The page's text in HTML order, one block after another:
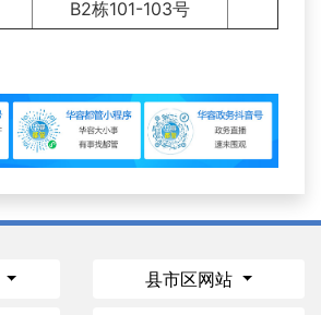
B2栋101-103号
县市区网站